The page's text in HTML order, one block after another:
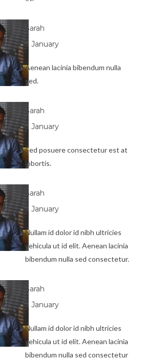
Sarah
3 January
Aenean lacinia bibendum nulla
sed.
Sarah
3 January
Sed posuere consectetur est at
lobortis.
Sarah
3 January
Nullam id dolor id nibh ultricies
vehicula ut id elit. Aenean lacinia
bibendum nulla sed consectetur.
Sarah
3 January
Nullam id dolor id nibh ultricies
vehicula ut id elit. Aenean lacinia
bibendum nulla sed consectetur